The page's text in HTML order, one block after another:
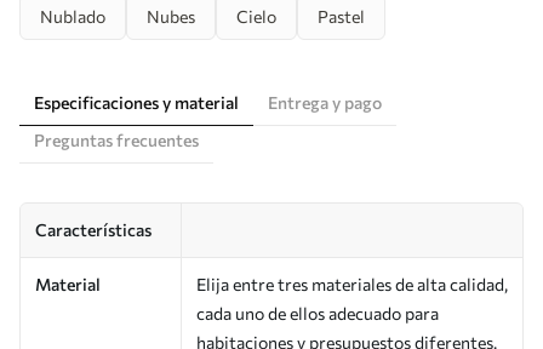
Nublado Nubes Cielo Pastel
Especificaciones y material
Entrega y pago
Preguntas frecuentes
Características
Material
Elija entre tres materiales de alta calidad,
cada uno de ellos adecuado para
habitaciones y presupuestos diferentes.